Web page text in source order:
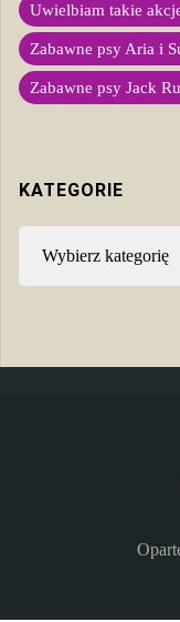
Uwielbiam takie
Zabawne psy Aria i
Zabawne psy Jack
KATEGORIE